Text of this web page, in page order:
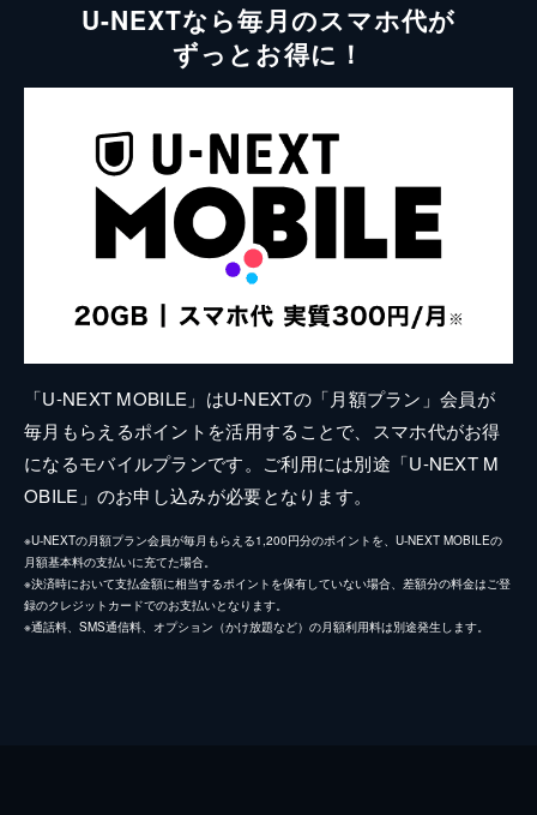
U-NEXTなら毎月のスマホ代が
ずっとお得に！
「U-NEXT MOBILE」はU-NEXTの「月額プラン」会員が
毎月もらえるポイントを活用することで、スマホ代がお得
になるモバイルプランです。ご利用には別途「U-NEXT M
OBILE」のお申し込みが必要となります。
※U-NEXTの月額プラン会員が毎月もらえる1,200円分のポイントを、U-NEXT MOBILEの
月額基本料の支払いに充てた場合。
※決済時において支払金額に相当するポイントを保有していない場合、差額分の料金はご登
録のクレジットカードでのお支払いとなります。
※通話料、SMS通信料、オプション（かけ放題など）の月額利用料は別途発生します。